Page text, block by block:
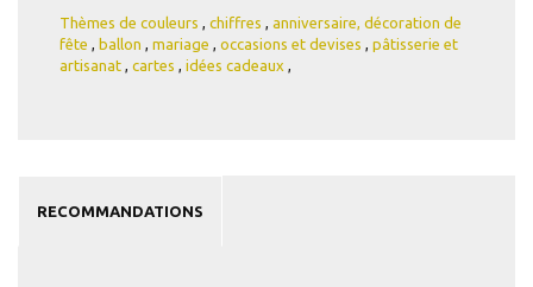
Thèmes de couleurs , chiffres , anniversaire, décoration de
fête , ballon , mariage , occasions et devises , pâtisserie et
artisanat , cartes , idées cadeaux ,
RECOMMANDATIONS